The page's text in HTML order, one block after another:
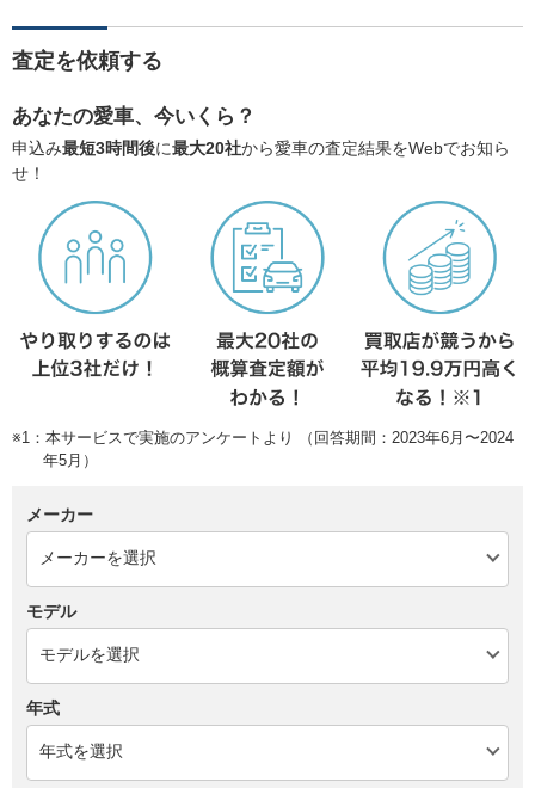
査定を依頼する
あなたの愛車、今いくら？
申込み最短3時間後に最大20社から愛車の査定結果をWebでお知ら
せ！
※1：本サービスで実施のアンケートより （回答期間：2023年6月〜2024
年5月）
メーカー
モデル
年式